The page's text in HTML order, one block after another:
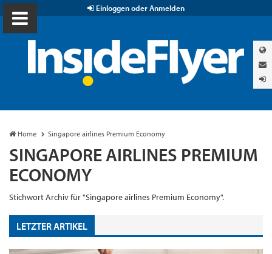
Einloggen oder Anmelden
Home Singapore airlines Premium Economy
SINGAPORE AIRLINES PREMIUM
ECONOMY
Stichwort Archiv für "Singapore airlines Premium Economy".
LETZTER ARTIKEL